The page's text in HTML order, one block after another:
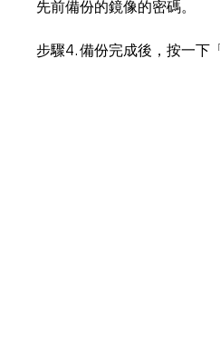
先前備份的鏡像的密碼。
步驟4. 備份完成後，按一下「